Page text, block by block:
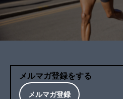
メルマガ登録をする
メルマガ登録